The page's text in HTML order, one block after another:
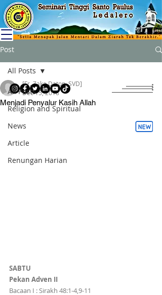
Post
All Posts
Religion and Spiritual
News
Article
Renungan Harian
All Posts
Menjadi Penyalur Kasih Allah
[Fr. Zaka Daton, SVD]
Dec 15, 2018
SABTU
Pekan Adven II
Bacaan I : Sirakh 48:1-4,9-11